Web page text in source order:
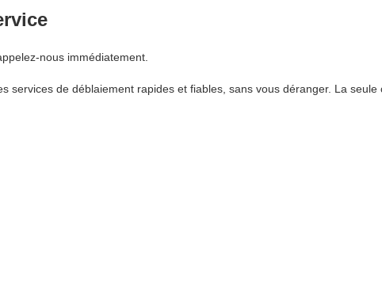
nous immédiatement.
services de déblaiement rapides et fiables, sans vous déranger. La